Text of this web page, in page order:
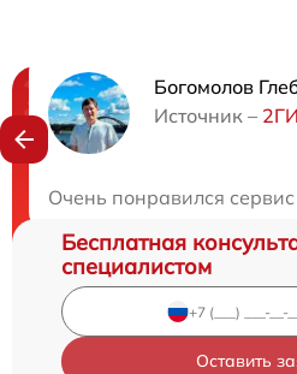
Богомолов
Источник –
Очень понравился
Нужна
Бесплатная
специалистом
Оставить